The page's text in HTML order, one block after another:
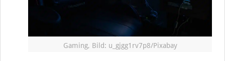
Gaming, Bild: u_gjgg1rv7p8/Pixabay